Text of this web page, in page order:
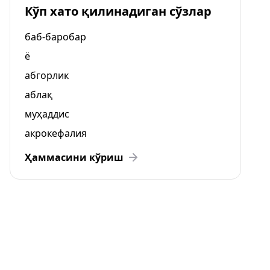
Кўп хато қилинадиган сўзлар
баб-баробар
ё
абгорлик
аблақ
муҳаддис
акрокефалия
Ҳаммасини кўриш